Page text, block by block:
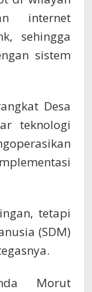
internet
sehingga
sistem
Desa
teknologi
tetapi
(SDM)
Morut